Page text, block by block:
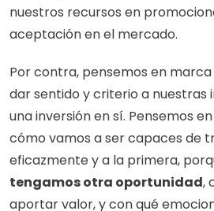
nuestros recursos en
aceptación en el mercado.
Por contra, pensemos en
dar sentido y criterio a nuestras
una inversión en sí. Pensemos
cómo vamos a ser capaces de
eficazmente y a la primera,
tengamos otra oportunidad,
aportar valor, y con qué